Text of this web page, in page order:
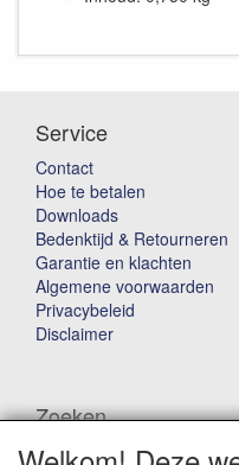
Service
Contact
Hoe te betalen
Downloads
Bedenktijd & Retourneren
Garantie en klachten
Algemene voorwaarden
Privacybeleid
Disclaimer
Zoeken